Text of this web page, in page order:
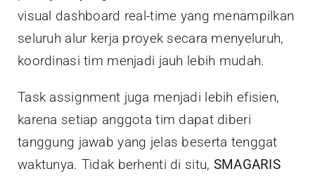
visual dashboard real-time yang menampilkan
seluruh alur kerja proyek secara menyeluruh,
koordinasi tim menjadi jauh lebih mudah.
Task assignment juga menjadi lebih efisien,
karena setiap anggota tim dapat diberi
tanggung jawab yang jelas beserta tenggat
waktunya. Tidak berhenti di situ, SMAGARIS